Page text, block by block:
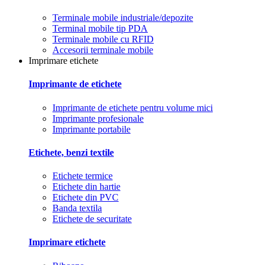
Terminale mobile industriale/depozite
Terminal mobile tip PDA
Terminale mobile cu RFID
Accesorii terminale mobile
Imprimare etichete
Imprimante de etichete
Imprimante de etichete pentru volume mici
Imprimante profesionale
Imprimante portabile
Etichete, benzi textile
Etichete termice
Etichete din hartie
Etichete din PVC
Banda textila
Etichete de securitate
Imprimare etichete